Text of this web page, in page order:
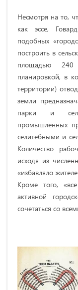
Несмотря на то,
как эссе,
подобных
построить в
площадью 240
планировкой, в
территории)
земли
парки и
промышленных
селитебными и
Количество
исходя из
«избавляло
Кроме того,
активной
сочетаться со